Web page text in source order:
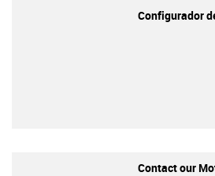
Configurador
Contact our